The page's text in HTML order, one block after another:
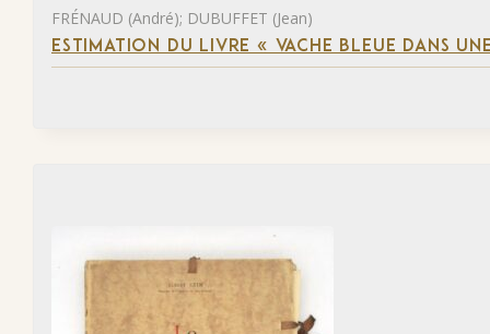
FRÉNAUD (André); DUBUFFET (Jean)
ESTIMATION DU LIVRE « VACHE BLEUE DANS